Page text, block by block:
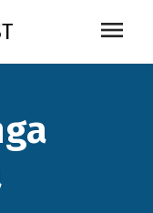
menu